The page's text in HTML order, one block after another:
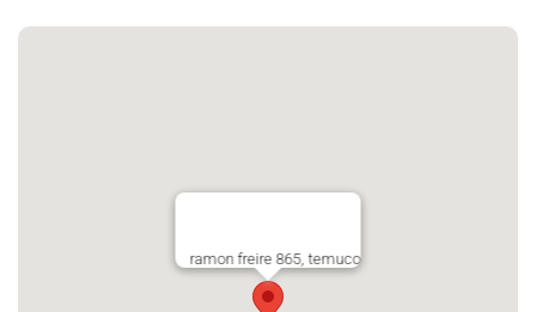
ramon freire 865, temuco